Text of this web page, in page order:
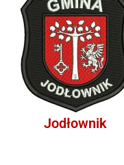
Jodłownik